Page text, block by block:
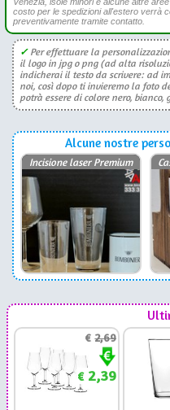
costo per le spedizioni all'estero verrà
preventivamente tramite contatto.
✓Per effettuare la
il logo in jpg o png (ad alta
indicherai il testo da scrivere: ad
noi, così dopo ti invieremo la foto
potrà essere di colore nero, bianco,
Alcune nostre
Incisione laser Premium
€2,69
€2,39